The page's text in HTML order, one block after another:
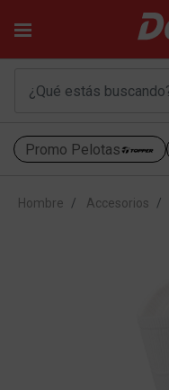
Promo Pelotas
Hombre Accesorios